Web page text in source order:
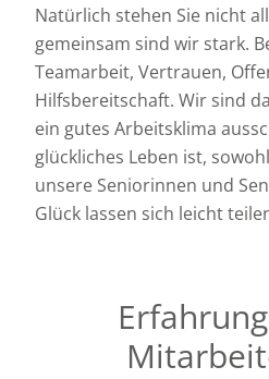
Natürlich stehen Sie nicht
gemeinsam sind wir stark.
Teamarbeit, Vertrauen,
Hilfsbereitschaft. Wir sind
ein gutes Arbeitsklima
glückliches Leben ist,
unsere Seniorinnen und
Glück lassen sich leicht